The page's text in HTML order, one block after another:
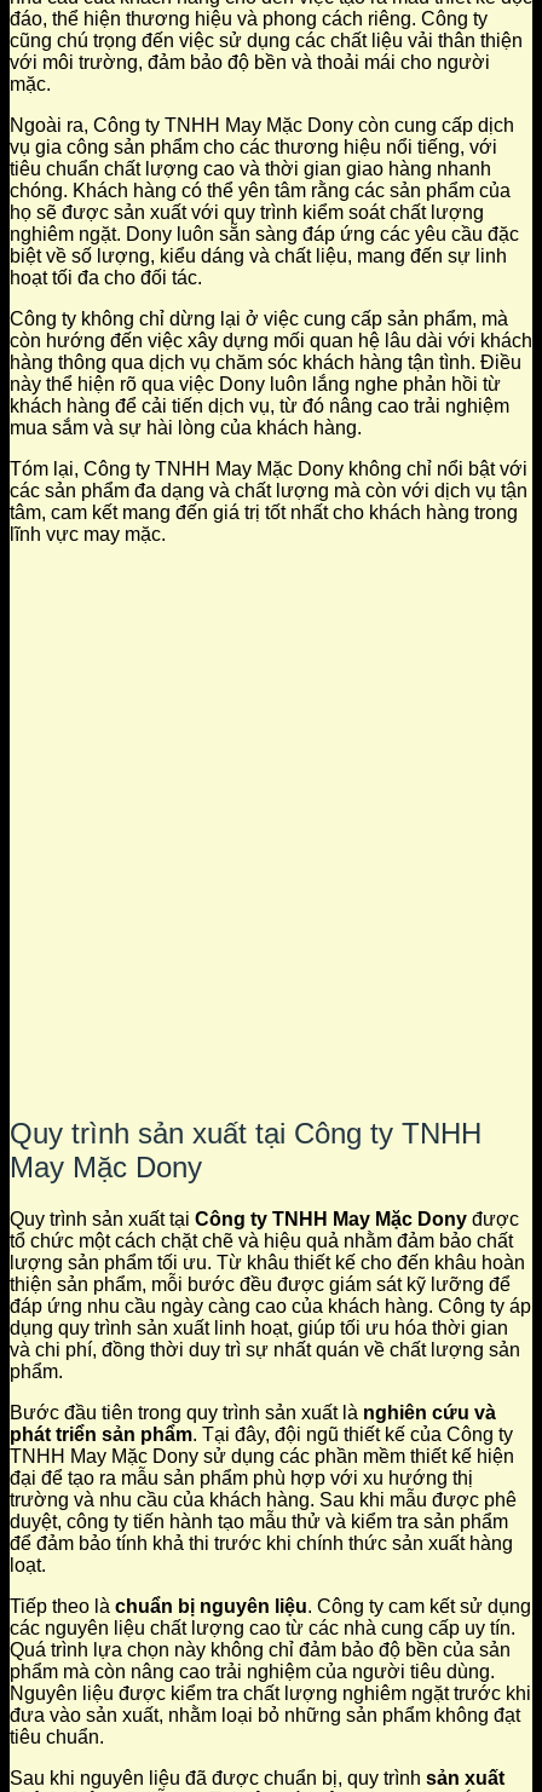
đáo, thể hiện thương hiệu và phong cách riêng. Công ty
cũng chú trọng đến việc sử dụng các chất liệu vải thân thiện
với môi trường, đảm bảo độ bền và thoải mái cho người
mặc.
Ngoài ra, Công ty TNHH May Mặc Dony còn cung cấp dịch
vụ gia công sản phẩm cho các thương hiệu nổi tiếng, với
tiêu chuẩn chất lượng cao và thời gian giao hàng nhanh
chóng. Khách hàng có thể yên tâm rằng các sản phẩm của
họ sẽ được sản xuất với quy trình kiểm soát chất lượng
nghiêm ngặt. Dony luôn sẵn sàng đáp ứng các yêu cầu đặc
biệt về số lượng, kiểu dáng và chất liệu, mang đến sự linh
hoạt tối đa cho đối tác.
Công ty không chỉ dừng lại ở việc cung cấp sản phẩm, mà
còn hướng đến việc xây dựng mối quan hệ lâu dài với khách
hàng thông qua dịch vụ chăm sóc khách hàng tận tình. Điều
này thể hiện rõ qua việc Dony luôn lắng nghe phản hồi từ
khách hàng để cải tiến dịch vụ, từ đó nâng cao trải nghiệm
mua sắm và sự hài lòng của khách hàng.
Tóm lại, Công ty TNHH May Mặc Dony không chỉ nổi bật với
các sản phẩm đa dạng và chất lượng mà còn với dịch vụ tận
tâm, cam kết mang đến giá trị tốt nhất cho khách hàng trong
lĩnh vực may mặc.
Quy trình sản xuất tại Công ty TNHH
May Mặc Dony
Quy trình sản xuất tại Công ty TNHH May Mặc Dony được
tổ chức một cách chặt chẽ và hiệu quả nhằm đảm bảo chất
lượng sản phẩm tối ưu. Từ khâu thiết kế cho đến khâu hoàn
thiện sản phẩm, mỗi bước đều được giám sát kỹ lưỡng để
đáp ứng nhu cầu ngày càng cao của khách hàng. Công ty áp
dụng quy trình sản xuất linh hoạt, giúp tối ưu hóa thời gian
và chi phí, đồng thời duy trì sự nhất quán về chất lượng sản
phẩm.
Bước đầu tiên trong quy trình sản xuất là nghiên cứu và
phát triển sản phẩm. Tại đây, đội ngũ thiết kế của Công ty
TNHH May Mặc Dony sử dụng các phần mềm thiết kế hiện
đại để tạo ra mẫu sản phẩm phù hợp với xu hướng thị
trường và nhu cầu của khách hàng. Sau khi mẫu được phê
duyệt, công ty tiến hành tạo mẫu thử và kiểm tra sản phẩm
để đảm bảo tính khả thi trước khi chính thức sản xuất hàng
loạt.
Tiếp theo là chuẩn bị nguyên liệu. Công ty cam kết sử dụng
các nguyên liệu chất lượng cao từ các nhà cung cấp uy tín.
Quá trình lựa chọn này không chỉ đảm bảo độ bền của sản
phẩm mà còn nâng cao trải nghiệm của người tiêu dùng.
Nguyên liệu được kiểm tra chất lượng nghiêm ngặt trước khi
đưa vào sản xuất, nhằm loại bỏ những sản phẩm không đạt
tiêu chuẩn.
Sau khi nguyên liệu đã được chuẩn bị, quy trình sản xuất